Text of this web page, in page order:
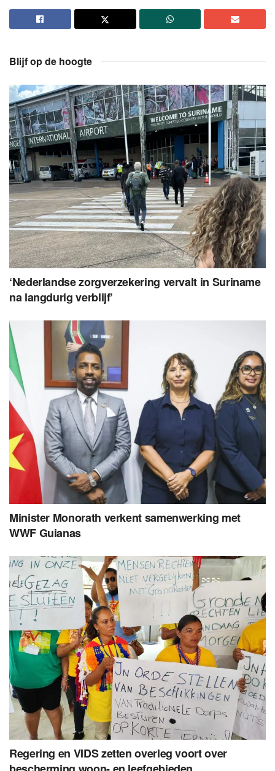
Blijf op de hoogte
‘Nederlandse zorgverzekering vervalt in Suriname
na langdurig verblijf’
Minister Monorath verkent samenwerking met
WWF Guianas
Regering en VIDS zetten overleg voort over